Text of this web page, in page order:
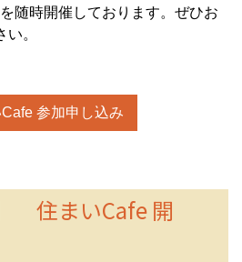
随時開催しております。ぜひお
。
参加申し込み
住まいCafe 開